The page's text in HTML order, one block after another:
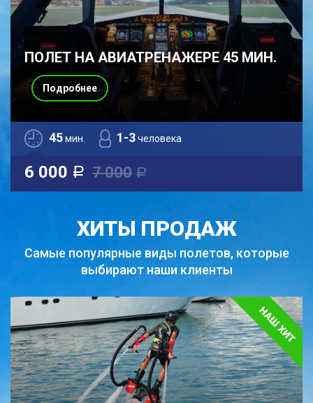
ПОЛЕТ НА АВИАТРЕНАЖЕРЕ 45 МИН.
45мин. 1-3человека
6 000 a 7 000 a
Подробнее
ХИТЫ ПРОДАЖ
Самые популярные виды полетов, которые
выбирают наши клиенты